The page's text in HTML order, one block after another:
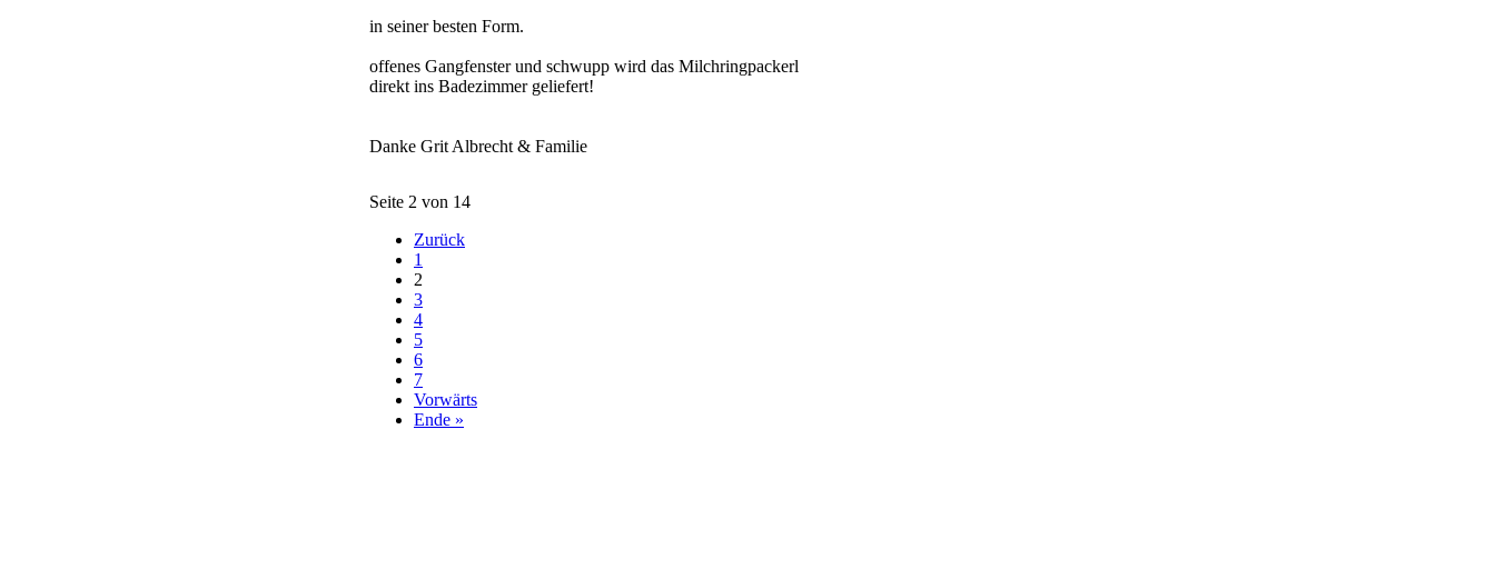
in seiner besten Form.
offenes Gangfenster und schwupp wird das Milchringpackerl
direkt ins Badezimmer geliefert!
Danke Grit Albrecht & Familie
Seite 2 von 14
Zurück
1
2
3
4
5
6
7
Vorwärts
Ende »